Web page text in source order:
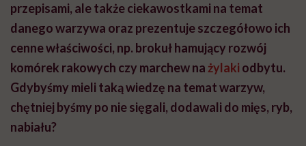
przepisami, ale także ciekawostkami na temat
danego warzywa oraz prezentuje szczegółowo ich
cenne właściwości, np. brokuł hamujący rozwój
komórek rakowych czy marchew na żylaki odbytu.
Gdybyśmy mieli taką wiedzę na temat warzyw,
chętniej byśmy po nie sięgali, dodawali do mięs, ryb,
nabiału?